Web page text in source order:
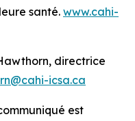
santé. www.cahi-
directrice
icsa.ca
est